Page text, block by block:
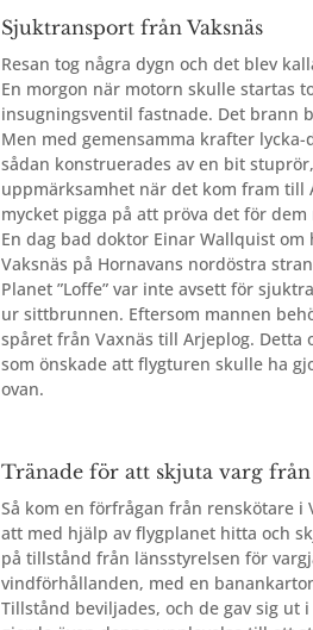
Sjuktransport från Vaksnäs
Resan tog några dygnoch det blev
En morgon när motorn skulle startas
insugningsventil fastnade. Det brann
Men med gemensamma krafter
sådan konstruerades av en bit
uppmärksamhet när det kom fram till
mycket pigga på att pröva det för
En dag bad doktor Einar Wallquist
Vaksnäs på Hornavans nordöstra
Planet ”Loffe” var inte avsett för
ur sittbrunnen. Eftersom mannen
spåret från Vaxnäs till Arjeplog. Detta
som önskade att flygturen skulle ha
ovan.
Tränade för att skjuta varg
Så kom en förfrågan från renskötare i
att med hjälp av flygplanet hitta och
på tillstånd från länsstyrelsen för
vindförhållanden, med en
Tillstånd beviljades, och de gav sig